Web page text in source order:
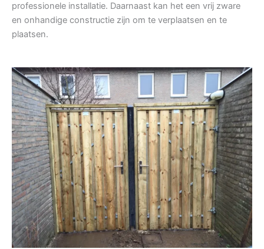
professionele installatie. Daarnaast kan het een vrij zware
en onhandige constructie zijn om te verplaatsen en te
plaatsen.